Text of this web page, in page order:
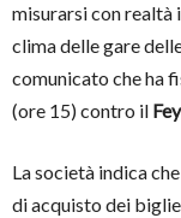
misurarsi con
clima delle gare
comunicato che ha
(ore 15) contro il
La società indica
di acquisto dei